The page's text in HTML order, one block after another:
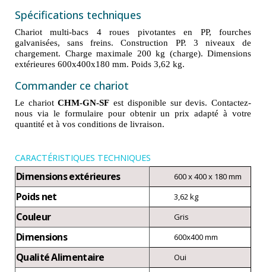
Spécifications techniques
Chariot multi-bacs 4 roues pivotantes en PP, fourches
galvanisées, sans freins. Construction PP. 3 niveaux de
chargement. Charge maximale 200 kg (charge). Dimensions
extérieures 600x400x180 mm. Poids 3,62 kg.
Commander ce chariot
Le chariotCHM-GN-SF est disponible sur devis. Contactez-
nous via le formulaire pour obtenir un prix adapté à votre
quantité et à vos conditions de livraison.
CARACTÉRISTIQUES TECHNIQUES
Dimensions extérieures 600 x 400 x 180 mm
Poids net 3,62 kg
Couleur Gris
Dimensions 600x400 mm
Qualité Alimentaire Oui